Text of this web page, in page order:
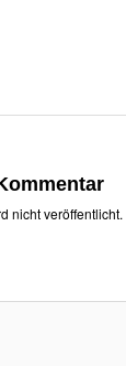
nicht veröffentlicht.